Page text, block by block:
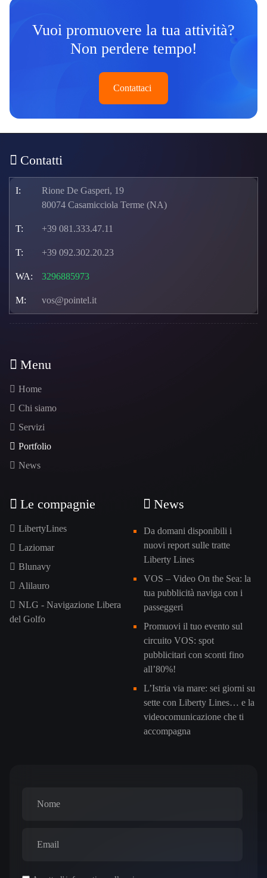
Vuoi promuovere la tua attività?
Non perdere tempo!
Contattaci
Contatti
I:
Rione De Gasperi, 19
80074 Casamicciola Terme (NA)
T: +39 081.333.47.11
T: +39 092.302.20.23
WA: 3296885973
M: vos@pointel.it
Menu
Home
Chi siamo
Servizi
Portfolio
News
Le compagnie
LibertyLines
Laziomar
Blunavy
Alilauro
NLG - Navigazione Libera
del Golfo
News
Da domani disponibili i
nuovi report sulle tratte
Liberty Lines
VOS – Video On the Sea: la
tua pubblicità naviga con i
passeggeri
Promuovi il tuo evento sul
circuito VOS: spot
pubblicitari con sconti fino
all’80%!
L’Istria via mare: sei giorni su
sette con Liberty Lines… e la
videocomunicazione che ti
accompagna